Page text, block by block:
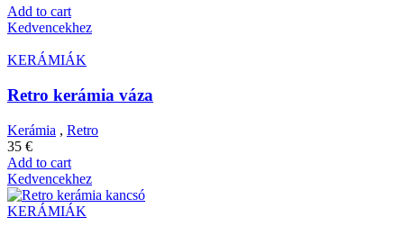
Add to cart
Kedvencekhez
KERÁMIÁK
Retro kerámia váza
Kerámia , Retro
35 €
Add to cart
Kedvencekhez
KERÁMIÁK